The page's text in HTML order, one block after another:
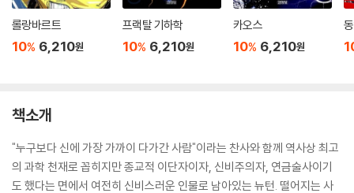
롤랑바르트
10% 6,210원
프랙탈 기하학
10% 6,210원
카오스
10% 6,210원
책소개
"누구보다 신에 가장 가까이 다가간 사람"이라는 찬사와 함께 역사상 최고
의 과학 천재로 꼽히지만 종교적 이단자이자, 신비주의자, 연금술사이기
도 했다는 면에서 여전히 신비스러운 인물로 남아있는 뉴턴. 떨어지는 사